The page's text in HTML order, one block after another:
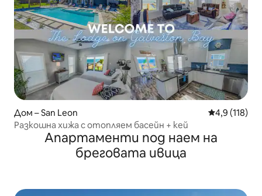
Дом – San Leon Средна
4,9 (118)
Разкошна хижа с отопляем басейн + кей
Апартаменти под наем на
бреговата ивица